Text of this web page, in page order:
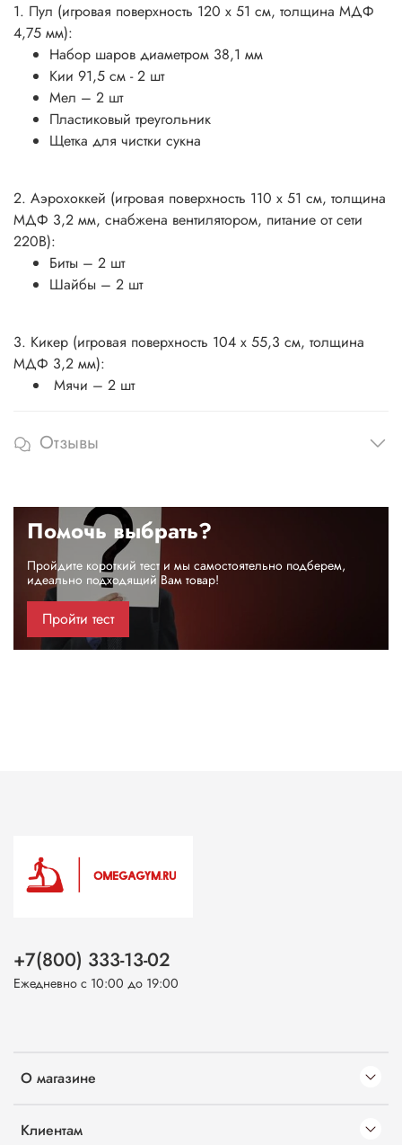
1. Пул (игровая поверхность 120 х 51 см, толщина МДФ
4,75 мм):
Набор шаров диаметром 38,1 мм
Кии 91,5 см - 2 шт
Мел – 2 шт
Пластиковый треугольник
Щетка для чистки сукна
2. Аэрохоккей (игровая поверхность 110 х 51 см, толщина
МДФ 3,2 мм, снабжена вентилятором, питание от сети
220В):
Биты – 2 шт
Шайбы – 2 шт
3. Кикер (игровая поверхность 104 х 55,3 см, толщина
МДФ 3,2 мм):
Мячи – 2 шт
Отзывы
Помочь выбрать?
Пройдите короткий тест и мы самостоятельно подберем,
идеально подходящий Вам товар!
Пройти тест
О магазине
Клиентам
+7(800) 333-13-02
Ежедневно с 10:00 до 19:00